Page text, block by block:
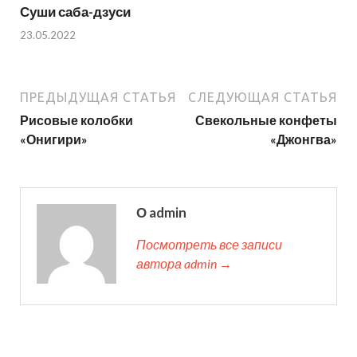
Суши саба-дзуси
23.05.2022
ПРЕДЫДУЩАЯ СТАТЬЯ
Рисовые колобки
«Онигири»
СЛЕДУЮЩАЯ СТАТЬЯ
Свекольные конфеты
«Джонгва»
О admin
Посмотреть все записи
автора admin →